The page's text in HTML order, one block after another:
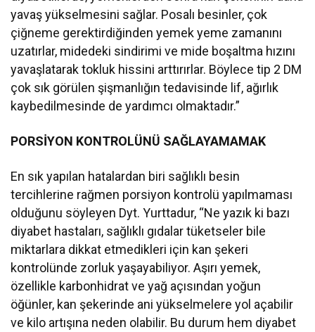
yavaş yükselmesini sağlar. Posalı besinler, çok
çiğneme gerektirdiğinden yemek yeme zamanını
uzatırlar, midedeki sindirimi ve mide boşaltma hızını
yavaşlatarak tokluk hissini arttırırlar. Böylece tip 2 DM
çok sık görülen şişmanlığın tedavisinde lif, ağırlık
kaybedilmesinde de yardımcı olmaktadır.”
PORSİYON KONTROLÜNÜ SAĞLAYAMAMAK
En sık yapılan hatalardan biri sağlıklı besin
tercihlerine rağmen porsiyon kontrolü yapılmaması
olduğunu söyleyen Dyt. Yurttadur, “Ne yazık ki bazı
diyabet hastaları, sağlıklı gıdalar tüketseler bile
miktarlara dikkat etmedikleri için kan şekeri
kontrolünde zorluk yaşayabiliyor. Aşırı yemek,
özellikle karbonhidrat ve yağ açısından yoğun
öğünler, kan şekerinde ani yükselmelere yol açabilir
ve kilo artışına neden olabilir. Bu durum hem diyabet